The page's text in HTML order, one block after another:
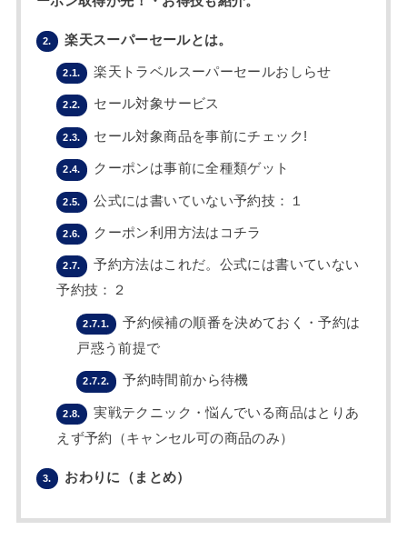
2. 楽天スーパーセールとは。
2.1. 楽天トラベルスーパーセールおしらせ
2.2. セール対象サービス
2.3. セール対象商品を事前にチェック!
2.4. クーポンは事前に全種類ゲット
2.5. 公式には書いていない予約技：１
2.6. クーポン利用方法はコチラ
2.7.
予約方法はこれだ。公式には書いていない
予約技：２
2.7.1.
予約候補の順番を決めておく・予約は
戸惑う前提で
2.7.2. 予約時間前から待機
2.8.
実戦テクニック・悩んでいる商品はとりあ
えず予約（キャンセル可の商品のみ）
3. おわりに（まとめ）